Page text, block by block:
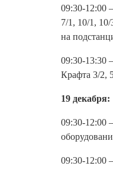
09:30-12:00
7/1, 10/1,
на
09:30-13:30
Крафта 3/2,
19 декабря:
09:30-12:00
09:30-12:00